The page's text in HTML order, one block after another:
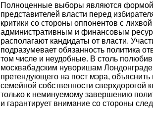
Полноценные выборы являются формой
представителей власти перед
критики со стороны оппонентов с
административным и финансовым
располагают кандидаты от власти.
подразумевает обязанность политика
том числе и неудобные. В столь
москвабадским нуворишам Лондонграде
претендующего на пост мэра,
семейной собственности сверхдорогой
только к неминуемому завершению
и гарантирует внимание со стороны